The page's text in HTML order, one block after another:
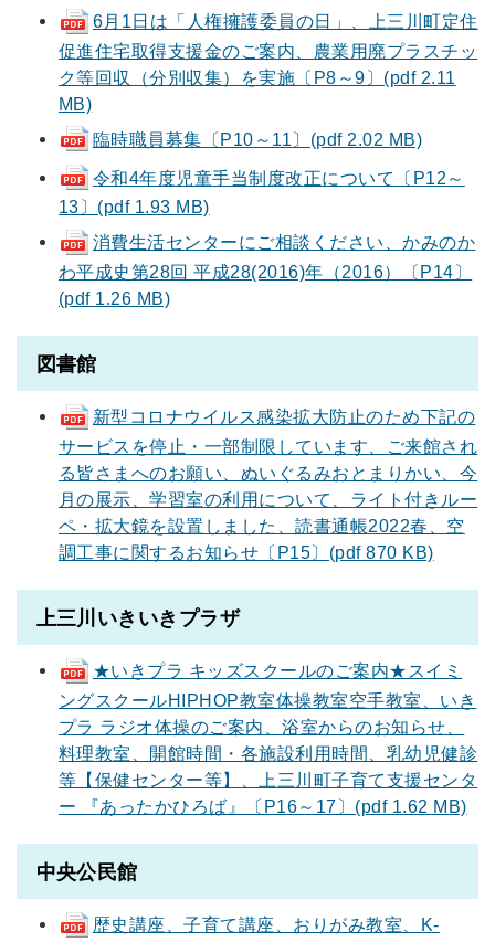
6月1日は「人権擁護委員の日」、上三川町定住
促進住宅取得支援金のご案内、農業用廃プラスチッ
ク等回収（分別収集）を実施〔P8～9〕(pdf 2.11
MB)
臨時職員募集〔P10～11〕(pdf 2.02 MB)
令和4年度児童手当制度改正について〔P12～
13〕(pdf 1.93 MB)
消費生活センターにご相談ください、かみのか
わ平成史第28回 平成28(2016)年（2016）〔P14〕
(pdf 1.26 MB)
図書館
新型コロナウイルス感染拡大防止のため下記の
サービスを停止・一部制限しています、ご来館され
る皆さまへのお願い、ぬいぐるみおとまりかい、今
月の展示、学習室の利用について、ライト付きルー
ペ・拡大鏡を設置しました、読書通帳2022春、空
調工事に関するお知らせ〔P15〕(pdf 870 KB)
上三川いきいきプラザ
★いきプラ キッズスクールのご案内★スイミ
ングスクールHIPHOP教室体操教室空手教室、いき
プラ ラジオ体操のご案内、浴室からのお知らせ、
料理教室、開館時間・各施設利用時間、乳幼児健診
等【保健センター等】、上三川町子育て支援センタ
ー 『あったかひろば』〔P16～17〕(pdf 1.62 MB)
中央公民館
歴史講座、子育て講座、おりがみ教室、K-